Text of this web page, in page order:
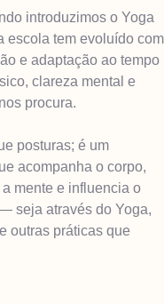
introduzimos o Yoga
escola tem evoluído com
e adaptação ao tempo
clareza mental e
procura.
posturas; é um
acompanha o corpo,
mente e influencia o
seja através do Yoga,
outras práticas que